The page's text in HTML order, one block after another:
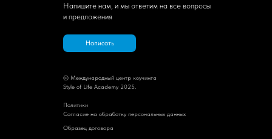
Написать
Напишите нам, и мы ответим на все вопросы
и предложения
© Международный центр коучинга
Style of Life Academy 2025.
Политики
Cогласие на обработку персональных данных
Образец договора